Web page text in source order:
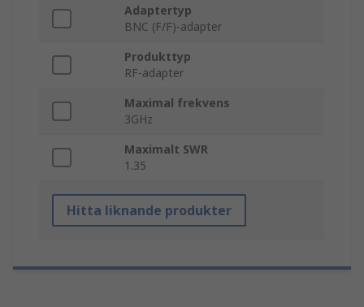
Adaptertyp
BNC (F/F)-adapter
Produkttyp
RF-adapter
Maximal frekvens
3GHz
Maximalt SWR
1.35
Hitta liknande produkter